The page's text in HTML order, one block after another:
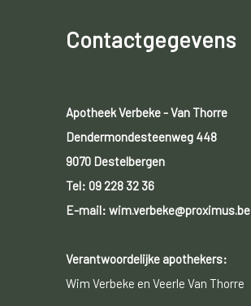
Contactgegevens
Apotheek Verbeke - Van Thorre
Dendermondesteenweg 448
9070 Destelbergen
Tel: 09 228 32 36
E-mail: wim.verbeke@proximus.be
Verantwoordelijke apothekers:
Wim Verbeke en Veerle Van Thorre